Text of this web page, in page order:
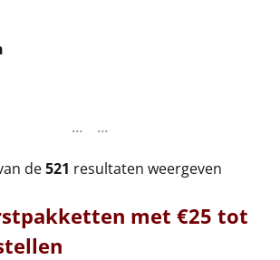
… …
de521 resultaten weergeven
met €25 tot